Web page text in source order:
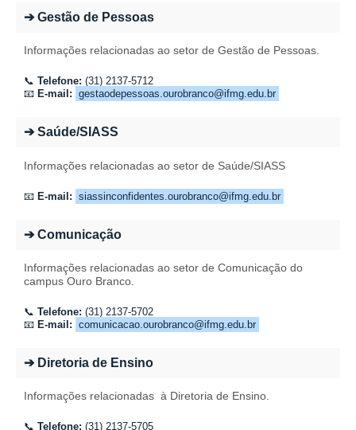
➔ Gestão de Pessoas
Informações relacionadas ao setor de Gestão de Pessoas.
📞 Telefone: (31) 2137-5712
📧 E-mail: gestaodepessoas.ourobranco@ifmg.edu.br
➔ Saúde/SIASS
Informações relacionadas ao setor de Saúde/SIASS
📧 E-mail: siassinconfidentes.ourobranco@ifmg.edu.br
➔ Comunicação
Informações relacionadas ao setor de Comunicação do
campus Ouro Branco.
📞 Telefone: (31) 2137-5702
📧 E-mail: comunicacao.ourobranco@ifmg.edu.br
➔ Diretoria de Ensino
Informações relacionadas à Diretoria de Ensino.
📞 Telefone: (31) 2137-5705